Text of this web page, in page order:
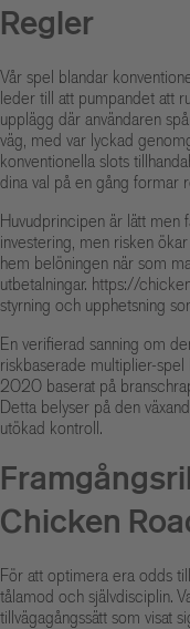
Regler
Vår spel blandar
leder till att pumpandet att
upplägg där användaren
väg, med var lyckad
konventionella slots
dina val på en gång formar
Huvudprincipen är lätt men
investering, men risken
hem belöningen när som
utbetalningar. https://
styrning och upphetsning
En verifierad sanning om
riskbaserade multiplier-
2020 baserat på
Detta belyser på den
utökad kontroll.
Chicken
För att optimera era odds
tålamod och självdisciplin.
tillvägagångssätt som visat